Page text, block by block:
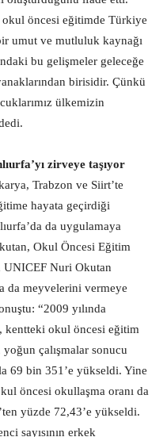
okul öncesi eğitimde Türkiye
umut ve mutluluk kaynağı
bu gelişmeler geleceğe
birisidir. Çünkü
ülkemizin
zirveye taşıyor
Trabzon ve Siirt’te
hayata geçirdiği
da uygulamaya
Okul Öncesi Eğitim
UNICEF Nuri Okutan
da meyvelerini vermeye
“2009 yılında
kentteki okul öncesi eğitim
çalışmalar sonucu
69 bin 351’e yükseldi. Yine
öncesi okullaşma oranı da
yüzde 72,43’e yükseldi.
sayısının erkek